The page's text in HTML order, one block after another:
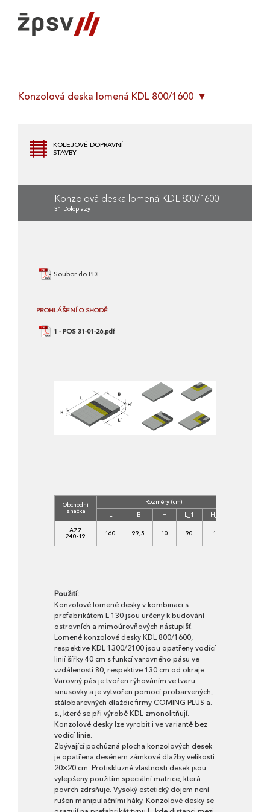
content
Konzolová deska lomená KDL 800/1600
KOLEJOVÉ DOPRAVNÍ
STAVBY
Konzolová deska lomená KDL 800/1600
31 Doloplazy
Soubor do PDF
PROHLÁŠENÍ O SHODĚ
1 - POS 31-01-26.pdf
Obchodní
značka
Rozměry (cm)
L B H L_1
H_1
AZZ
240-19 160 99,5 10 90 18
Použití:
Konzolové lomené desky v kombinaci s
prefabrikátem L 130 jsou určeny k budování
ostrovních a mimoúrovňových nástupišť.
Lomené konzolové desky KDL 800/1600,
respektive KDL 1300/2100 jsou opatřeny vodící
linií šířky 40 cm s funkcí varovného pásu ve
vzdálenosti 80, respektive 130 cm od okraje.
Varovný pás je tvořen rýhováním ve tvaru
sinusovky a je vytvořen pomocí probarvených,
stálobarevných dlaždic firmy COMING PLUS a.
s., které se při výrobě KDL zmonolitňují.
Konzolové desky lze vyrobit i ve variantě bez
vodící linie.
Zbývající pochůzná plocha konzolových desek
je opatřena desénem zámkové dlažby velikosti
20×20 cm. Protiskluzné vlastnosti desek jsou
vylepšeny použitím speciální matrice, která
povrch zdrsňuje. Vysoký estetický dojem není
rušen manipulačními háky. Konzolové desky se